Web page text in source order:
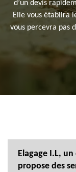
d’un devis
Elle vous établira
vous percevra pas
Elagage I.L,
propose des